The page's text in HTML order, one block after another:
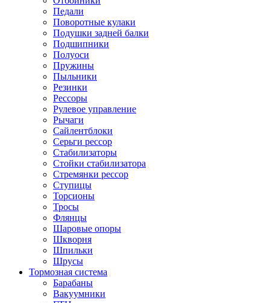
Педали
Поворотные кулаки
Подушки задней балки
Подшипники
Полуоси
Пружины
Пыльники
Резинки
Рессоры
Рулевое управление
Рычаги
Сайлентблоки
Серьги рессор
Стабилизаторы
Стойки стабилизатора
Стремянки рессор
Ступицы
Торсионы
Тросы
Флянцы
Шаровые опоры
Шкворня
Шпильки
Шрусы
Тормозная система
Барабаны
Вакуумники